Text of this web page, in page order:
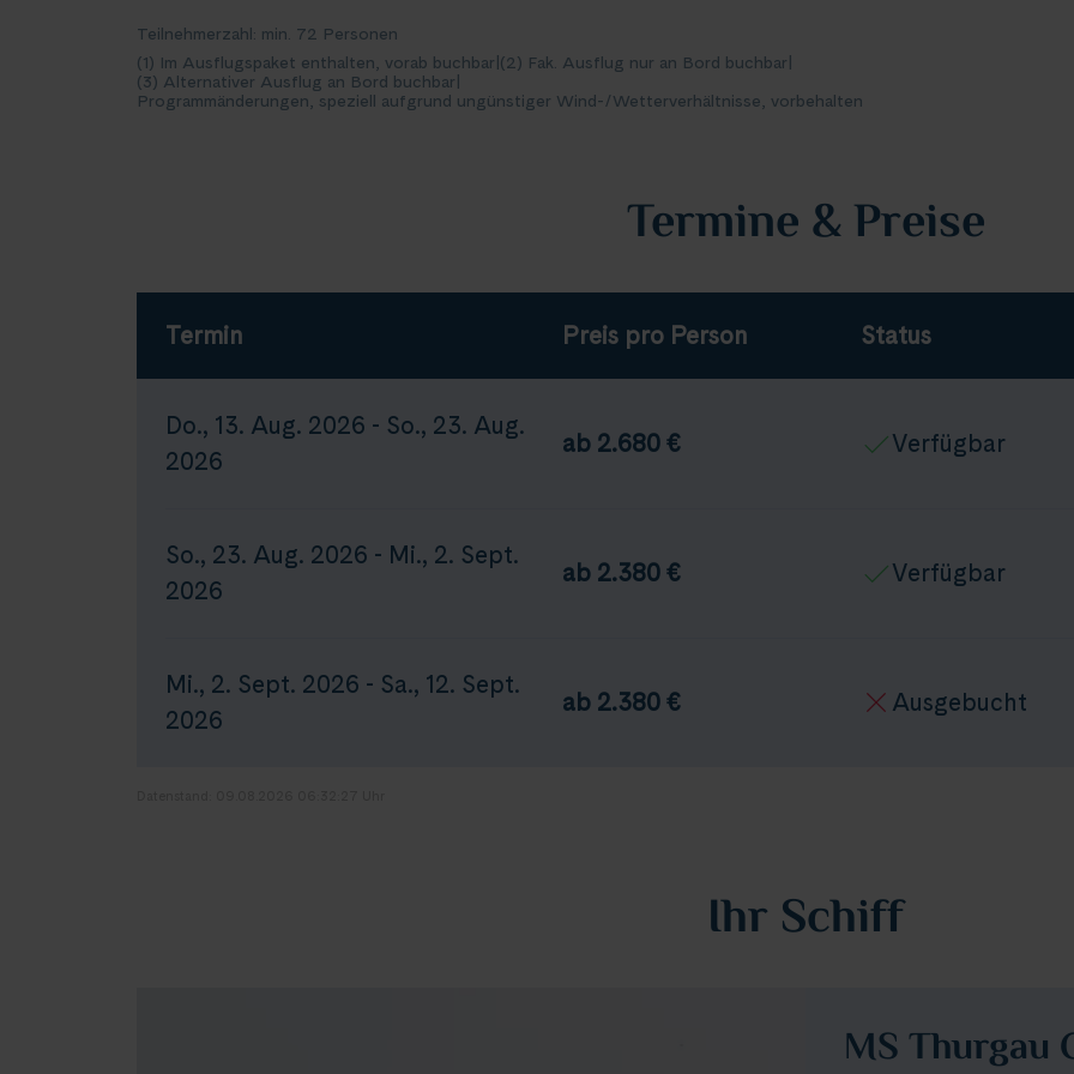
Teilnehmerzahl: min. 72 Personen
(1) Im Ausflugspaket enthalten, vorab buchbar (2) Fak. Ausflug nur an Bord buchbar
(3) Alternativer Ausflug an Bord buchbar
Programmänderungen, speziell aufgrund ungünstiger Wind-/Wetterverhältnisse, vorbehalten
Termine & Preise
Termin Preis pro Person Status
Do., 13. Aug. 2026 - So., 23. Aug.
2026
ab 2.680 € Verfügbar
So., 23. Aug. 2026 - Mi., 2. Sept.
2026
ab 2.380 € Verfügbar
Mi., 2. Sept. 2026 - Sa., 12. Sept.
2026
ab 2.380 € Ausgebucht
Ihr Schiff
MS Thurgau